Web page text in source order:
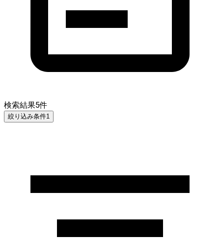
検索結果5件
絞り込み条件1